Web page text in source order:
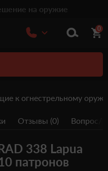
на оружие
0
к огнестрельному
Отзывы (0) Вопрос/
338 Lapua
патронов